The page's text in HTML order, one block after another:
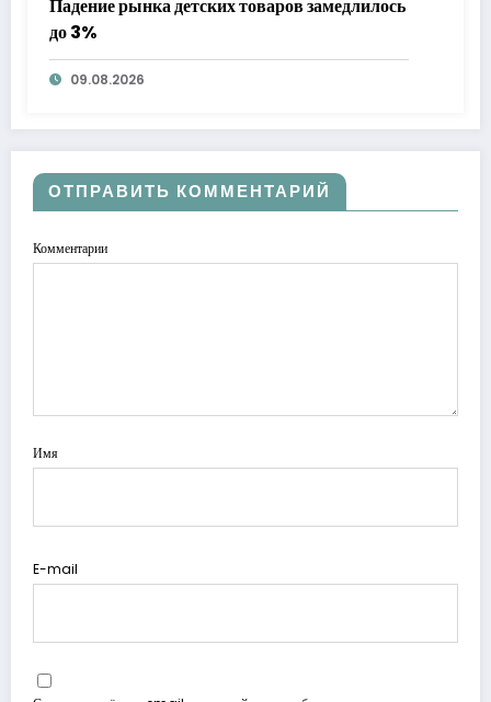
Падение рынка детских товаров замедлилось
до 3%
09.08.2026
ОТПРАВИТЬ КОММЕНТАРИЙ
Комментарии
Имя
E-mail